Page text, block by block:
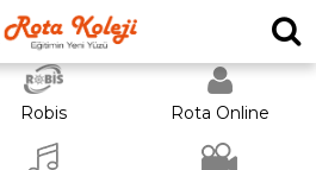
Robis Rota Online